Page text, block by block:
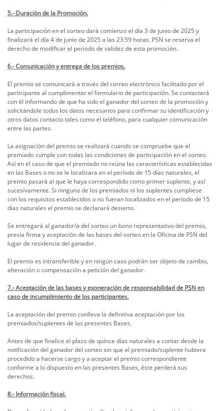
5.- Duración de la Promoción.
La participación en el sorteo dará comienzo el día 3 de junio de 2025 y
finalizará el día 4 de junio de 2025 a las 23:59 horas. PSN se reserva el
derecho de modificar el periodo de validez de esta promoción.
6.- Comunicación y entrega de los premios.
El premio se comunicará a través del correo electrónico facilitado por el
participante al cumplimentar el formulario de participación. Se contactará
con él informando de que ha sido el ganador del sorteo de la promoción y
solicitándole todos los datos necesarios para confirmar su identificación y
otros datos contacto tales como el teléfono, para cualquier comunicación
entre las partes.
La asignación del premio se realizará cuando se compruebe que el
premiado cumple con todas las condiciones de participación en el sorteo.
Así en el caso de que el premiado no reúna las características establecidas
en las Bases o no se le localizara en el período de 15 días naturales, el
premio pasará al que le haya correspondido como primer suplente, y así
sucesivamente. Si ninguno de los premiados ni los suplentes cumpliese
con los requisitos establecidos o no fueran localizados en el período de 15
días naturales el premio se declarará desierto.
Se entregará al ganador/a del sorteo un bono representativo del premio,
previa firma y aceptación de las bases del sorteo en la Oficina de PSN del
lugar de residencia del ganador.
El premio es intransferible y en ningún caso podrán ser objeto de cambio,
alteración o compensación a petición del ganador.
7.- Aceptación de las bases y exoneración de responsabilidad de PSN en
caso de incumplimiento de los participantes.
La aceptación del premio conlleva la definitiva aceptación por los
premiados/suplentes de las presentes Bases.
Antes de que finalice el plazo de quince días naturales a contar desde la
notificación del ganador del sorteo sin que el premiado/suplente hubiera
procedido a hacerse cargo y a aceptar el premio correspondiente
conforme a lo dispuesto en las presentes Bases, éste perderá sus
derechos.
8.- Información fiscal.